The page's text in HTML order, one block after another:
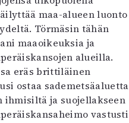
maa-alueen luonto
Törmäsin tähän
maaoikeuksia ja
alueilla.
eräs brittiläinen
ostaa sademetsäaluetta
ihmisiltä ja suojellakseen
vastusti